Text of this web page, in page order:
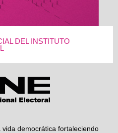
DEL INSTITUTO
democrática fortaleciendo